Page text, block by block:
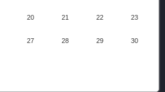
20 21 22 23
27 28 29 30